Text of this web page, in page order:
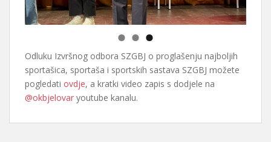
Odluku Izvršnog odbora SZGBJ o proglašenju najboljih
sportašica, sportaša i sportskih sastava SZGBJ možete
pogledati ovdje, a kratki video zapis s dodjele na
@okbjelovar youtube kanalu.